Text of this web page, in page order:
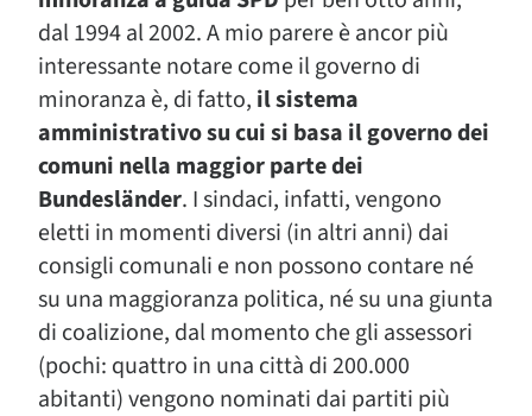
dal 1994 al 2002. A mio parere è ancor più
interessante notare come il governo di
minoranza è, di fatto, il sistema
amministrativo su cui si basa il governo dei
comuni nella maggior parte dei
Bundesländer. I sindaci, infatti, vengono
eletti in momenti diversi (in altri anni) dai
consigli comunali e non possono contare né
su una maggioranza politica, né su una giunta
di coalizione, dal momento che gli assessori
(pochi: quattro in una città di 200.000
abitanti) vengono nominati dai partiti più